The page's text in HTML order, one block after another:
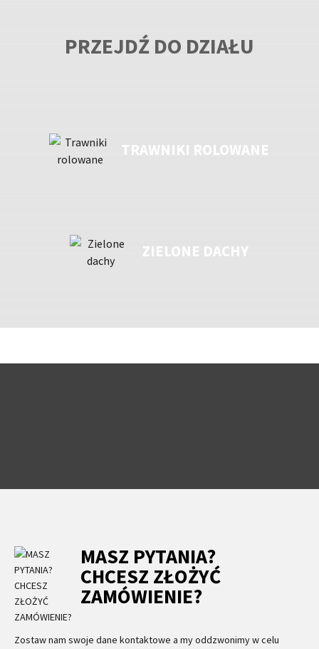
PRZEJDŹ DO DZIAŁU
TRAWNIKI ROLOWANE
ZIELONE DACHY
MASZ PYTANIA?
CHCESZ ZŁOŻYĆ
ZAMÓWIENIE?
Zostaw nam swoje dane kontaktowe a my oddzwonimy w celu